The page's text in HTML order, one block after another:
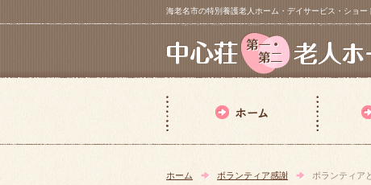
海老名市の特別養護老人ホーム・デイサービス・ショ
ホーム ボランティア感謝 ボランティア